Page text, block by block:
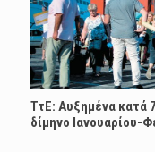
ΤτΕ: Αυξημένα κατά
δίμηνο Ιανουαρίου-